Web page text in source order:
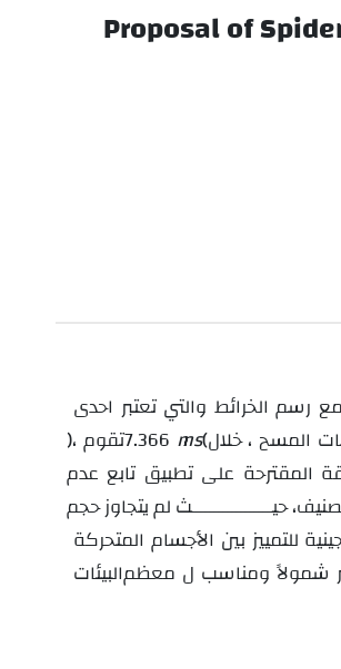
Proposal of
خلال (
ms
7.366
)، تقوم
المقترحة على تطبيق تابع عدم
لم يتجاوز حجم
شمولاً ومناسب ل معظم